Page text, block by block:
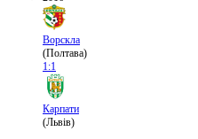
Ворскла
(Полтава)
1:1
Карпати
(Львів)